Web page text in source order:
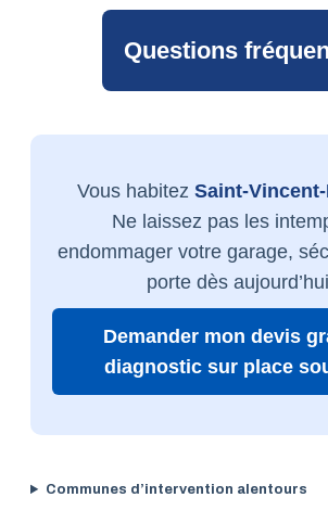
Questions
Vous habitez Saint-
Ne laissez pas les
endommager votre garage,
porte dès
Demander mon devis
diagnostic sur place
Communes d’intervention alentours